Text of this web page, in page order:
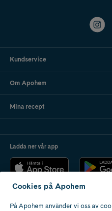
Kundservice
Om Apohem
Mina recept
Ladda ner vår app
Apotek med tillstånd
Cookies på Apohem
På Apohem använder vi oss av